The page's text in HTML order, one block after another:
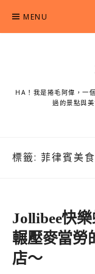
content
MENU
HA！我是捲毛阿偉，一
過的景點與
標籤: 菲律賓美食
Jollibee快
輾壓麥當勞
店～